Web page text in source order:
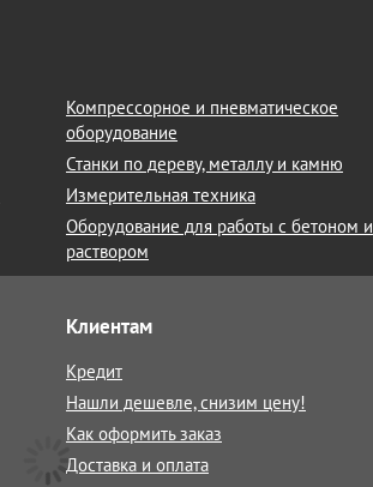
Компрессорное и пневматическое
оборудование
Станки по дереву, металлу и камню
Измерительная техника
Оборудование для работы с бетоном и
раствором
Клиентам
Кредит
Нашли дешевле, снизим цену!
Как оформить заказ
Доставка и оплата